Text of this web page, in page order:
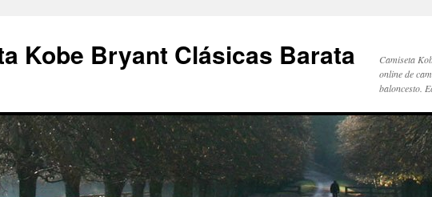
Kobe Bryant Clásicas Barata
Camiseta
online de
baloncesto.